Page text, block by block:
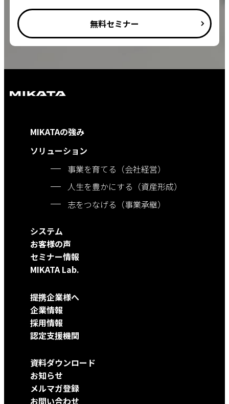
無料セミナー
MIKATAの強み
ソリューション
事業を育てる（会社経営）
人生を豊かにする（資産形成）
志をつなげる（事業承継）
システム
お客様の声
セミナー情報
MIKATA Lab.
提携企業様へ
企業情報
採用情報
認定支援機関
資料ダウンロード
お知らせ
メルマガ登録
お問い合わせ